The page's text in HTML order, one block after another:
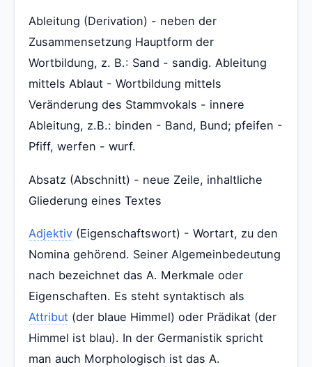
Ableitung (Derivation) - neben der
Zusammensetzung Hauptform der
Wortbildung, z. B.: Sand - sandig. Ableitung
mittels Ablaut - Wortbildung mittels
Veränderung des Stammvokals - innere
Ableitung, z.B.: binden - Band, Bund; pfeifen -
Pfiff, werfen - wurf.
Absatz (Abschnitt) - neue Zeile, inhaltliche
Gliederung eines Textes
Adjektiv (Eigenschaftswort) - Wortart, zu den
Nomina gehörend. Seiner Algemeinbedeutung
nach bezeichnet das A. Merkmale oder
Eigenschaften. Es steht syntaktisch als
Attribut (der blaue Himmel) oder Prädikat (der
Himmel ist blau). In der Germanistik spricht
man auch Morphologisch ist das A.